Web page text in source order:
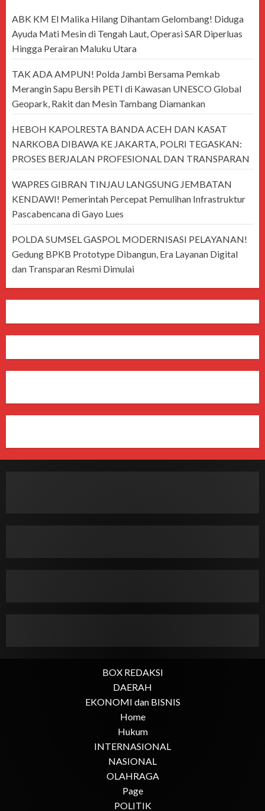
ABK KM El Malika Hilang Dihantam Gelombang! Diduga
Ayuda Mati Mesin di Tengah Laut, Operasi SAR Diperluas
Hingga Perairan Maluku Utara
TAK ADA AMPUN! Polda Jambi Bersama Pemkab
Merangin Sapu Bersih PETI di Kawasan UNESCO Global
Geopark, Rakit dan Mesin Tambang Diamankan
HEBOH KAPOLRESTA BANDA ACEH DAN KASAT
NARKOBA DIBAWA KE JAKARTA, POLRI TEGASKAN:
PROSES BERJALAN PROFESIONAL DAN TRANSPARAN
WAPRES GIBRAN TINJAU LANGSUNG JEMBATAN
KENDAWI! Pemerintah Percepat Pemulihan Infrastruktur
Pascabencana di Gayo Lues
POLDA SUMSEL GASPOL MODERNISASI PELAYANAN!
Gedung BPKB Prototype Dibangun, Era Layanan Digital
dan Transparan Resmi Dimulai
BOX REDAKSI
DAERAH
EKONOMI dan BISNIS
Home
Hukum
INTERNASIONAL
NASIONAL
OLAHRAGA
Page
POLITIK